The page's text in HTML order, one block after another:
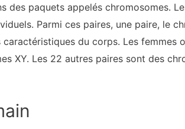
des paquets appelés chromosomes.
Parmi ces paires, une paire, le
du corps. Les femmes
XY. Les 22 autres paires sont des